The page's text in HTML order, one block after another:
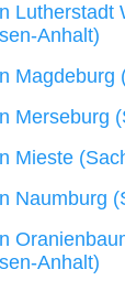
Lutherstadt
Anhalt)
Magdeburg
Merseburg
Mieste
Naumburg
Anhalt)